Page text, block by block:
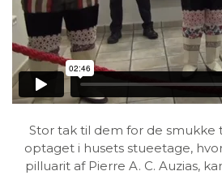
Stor tak til dem for de smukke
optaget i husets stueetage,
pilluarit af Pierre A. C. Auzias,